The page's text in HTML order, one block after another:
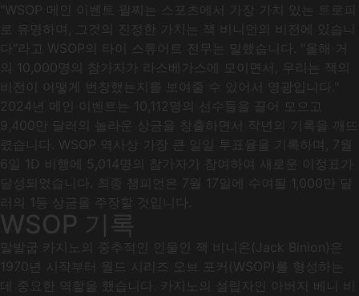
"WSOP 메인 이벤트 팔찌는 스포츠에서 가장 가치 있는 트로피
로 유명하며, 그것의 진정한 가치는 잭 비니언의 비전에 있습니
다"라고 WSOP의 타이 스튜어트 전무는 말했습니다. "올해 거
의 10,000명의 참가자가 라스베가스에 모이면서, 우리는 잭의
비전이 어떻게 번창했는지를 보여줄 수 있어서 영광입니다."
2024년 메인 이벤트는 10,112명의 선수들을 끌어 모으고
9,400만 달러의 놀라운 상금을 창출하면서 작년의 기록을 깨뜨
렸습니다. WSOP 역사상 가장 큰 일일 투표율을 기록하며, 7월
6일 1D 비행에 5,014명의 참가자가 참여하여 새로운 이정표가
달성되었습니다. 최종 챔피언은 7월 17일에 수여될 1,000만 달
러의 1등 상금을 주장할 것입니다.
WSOP 기록
말발굽 카지노의 중추적인 인물인 잭 비니온(Jack Binion)은
1970년 시작부터 월드 시리즈 오브 포커(WSOP)를 형성하는
데 중요한 역할을 했습니다. 카지노의 설립자인 아버지 베니 비